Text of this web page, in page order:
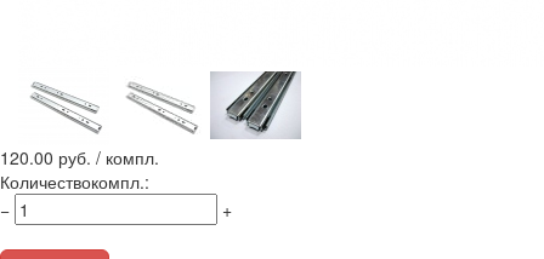
120.00 руб. / компл.
Количествокомпл.:
−
+